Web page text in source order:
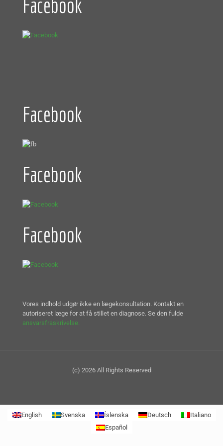
Facebook
Facebook
Facebook
Facebook
Vores indhold udgør ikke en lægekonsultation. Kontakt en
autoriseret læge for at få stillet en diagnose. Se den fulde
ansvarsfraskrivelse.
(c) 2026 All Rights Reserved
English Svenska Íslenska Deutsch
Italiano
Español